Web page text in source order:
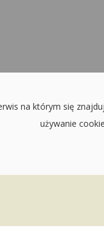
na którym się
używanie